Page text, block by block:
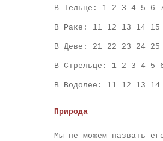
В Тельце: 1 2 3 4 5 6
В Раке: 11 12 13 14
В Деве: 21 22 23 24
В Стрельце: 1 2 3 4 5
В Водолее: 11 12 13
Природа
Мы не можем назвать